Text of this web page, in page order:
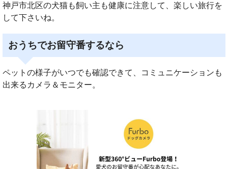
神戸市北区の犬猫も飼い主も健康に注意して、楽しい旅行を
して下さいね。
おうちでお留守番するなら
ペットの様子がいつでも確認できて、コミュニケーションも
出来るカメラ＆モニター。